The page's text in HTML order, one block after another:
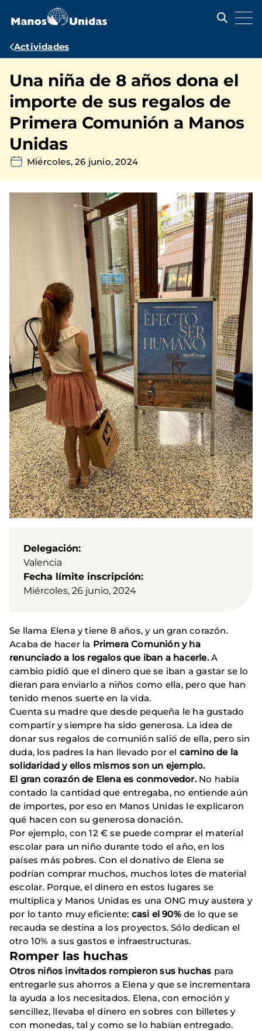
contenido
Ruta
navegación
Actividades
Una niña de 8 años dona el
importe de sus regalos de
Primera Comunión a Manos
Unidas
Miércoles, 26 junio, 2024
Delegación
Valencia
Fecha límite inscripción
Miércoles, 26 junio, 2024
Se llama Elena y tiene 8 años, y un gran corazón.
Acaba de hacer la Primera Comunión y ha
renunciado a los regalos que iban a hacerle.A
cambio pidió que el dinero que se iban a gastar se lo
dieran para enviarlo a niños como ella, pero que han
tenido menos suerte en la vida.
Cuenta su madre que desde pequeña le ha gustado
compartir y siempre ha sido generosa. La idea de
donar sus regalos de comunión salió de ella, pero sin
duda, los padres la han llevado por el camino de la
solidaridad y ellos mismos son un ejemplo.
El gran corazón de Elena es conmovedor.No había
contado la cantidad que entregaba, no entiende aún
de importes, por eso en Manos Unidas le explicaron
qué hacen con su generosa donación.
Por ejemplo, con 12 € se puede comprar el material
escolar para un niño durante todo el año, en los
países más pobres. Con el donativo de Elena se
podrían comprar muchos, muchos lotes de material
escolar. Porque, el dinero en estos lugares se
multiplica y Manos Unidas es una ONG muy austera y
por lo tanto muy eficiente: casi el 90%de lo que se
recauda se destina a los proyectos. Sólo dedican el
otro 10% a sus gastos e infraestructuras.
Romper las huchas
Otros niños invitados rompieron sus huchas para
entregarle sus ahorros a Elena y que se incrementara
la ayuda a los necesitados. Elena, con emoción y
sencillez, llevaba el dinero en sobres con billetes y
con monedas, tal y como se lo habían entregado.